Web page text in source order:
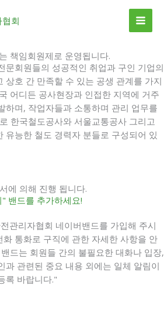
책임회원제로 운영됩니다.
문회원들의 성공적인 취업과 구인 기업의
상호 간 만족할 수 있는 공생 관계를 가지
어디든 공사현장과 인접한 지역에 거주
하며, 작업자들과 소통하며 관리 업무를
한국철도공사와 서울교통공사 그리고
유능한 철도 경력자 분들로 구성되어 있
에 의해 진행 됩니다.
밴드를 추가하세요!
관리자협회 네이버밴드를 가입해 주시
화 통화로 구직에 관한 자세한 사항을 안
드는 회원들 간의 불필요한 대화나 입장,
과 관련된 중요 내용 외에는 일체 알림이
록 바랍니다."